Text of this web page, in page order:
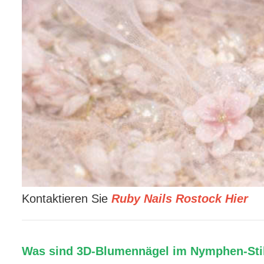
Kontaktieren Sie Ruby Nails Rostock Hier
Was sind 3D-Blumennägel im Nymphen-